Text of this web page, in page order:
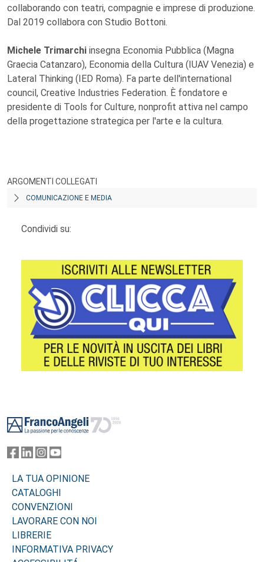
collaborando con teatri, compagnie e imprese di produzione.
Dal 2019 collabora con Studio Bottoni.
Michele Trimarchi insegna Economia Pubblica (Magna
Graecia Catanzaro), Economia della Cultura (IUAV Venezia) e
Lateral Thinking (IED Roma). Fa parte dell'international
council, Creative Industries Federation. È fondatore e
presidente di Tools for Culture, nonprofit attiva nel campo
della progettazione strategica per l'arte e la cultura.
ARGOMENTI COLLEGATI
COMUNICAZIONE E MEDIA
Condividi su:
LA TUA OPINIONE
CATALOGHI
CONVENZIONI
LAVORARE CON NOI
LIBRERIE
INFORMATIVA PRIVACY